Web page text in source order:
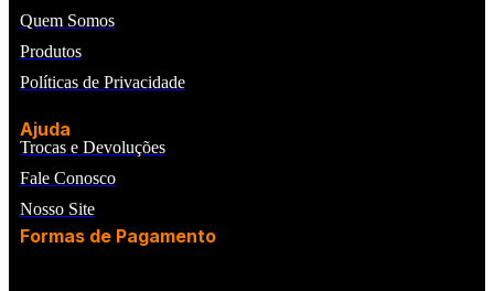
Quem Somos
Produtos
Políticas de Privacidade
Ajuda
Trocas e Devoluções
Fale Conosco
Nosso Site
Formas de Pagamento